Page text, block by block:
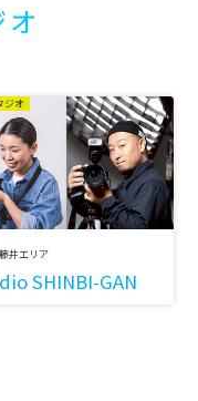
ジオ
井エリア
SHINBI-GAN